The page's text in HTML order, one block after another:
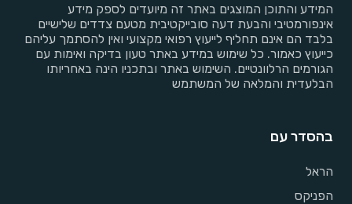
המידע והתוכן המוצגים באתר זה מיועדים לספק מידע
אינפורמטיבי והבעת דעה סובייקטיבית מטעם צדדים שלישיים
בלבד הם אינם תחליף לייעוץ רפואי מקצועי ואין להסתמך עליהם
כייעוץ כאמור. כל שימוש במידע באתר טעון בדיקה ואימות עם
הגורמים הרלוונטיים. השימוש באתר ובתכניו הינה באחריותו
הבלעדית והמלאה של המשתמש
בהסדר עם
הראל
הפניקס